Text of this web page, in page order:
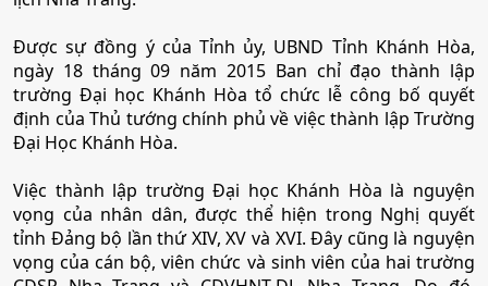
9. Ngôn ngữ Trung Quốc
•Mã ngành:7220204
• Chỉ tiêu:50
• Phương thức xét tuyển: Ưu Tiên ĐGNL HCM ĐT THPT
• Tổ hợp:D04; D01; D14; D15; D45; D65; X79
Được sự đồng ý của Tỉnh ủy, UBND Tỉnh Khánh Hòa,
ngày 18 tháng 09 năm 2015 Ban chỉ đạo thành lập
trường Đại học Khánh Hòa tổ chức lễ công bố quyết
định của Thủ tướng chính phủ về việc thành lập Trường
Đại Học Khánh Hòa.
Việc thành lập trường Đại học Khánh Hòa là nguyện
vọng của nhân dân, được thể hiện trong Nghị quyết
tỉnh Đảng bộ lần thứ XIV, XV và XVI. Đây cũng là nguyện
vọng của cán bộ, viên chức và sinh viên của hai trường